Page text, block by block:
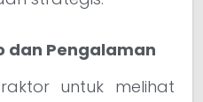
dan Pengalaman
untuk melihat